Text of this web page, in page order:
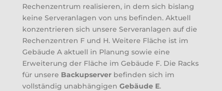
Rechenzentrum realisieren, in dem sich bislang
keine Serveranlagen von uns befinden. Aktuell
konzentrieren sich unsere Serveranlagen auf die
Rechenzentren F und H. Weitere Fläche ist im
Gebäude A aktuell in Planung sowie eine
Erweiterung der Fläche im Gebäude F. Die Racks
für unsere Backupserverbefinden sich im
vollständig unabhängigen Gebäude E.